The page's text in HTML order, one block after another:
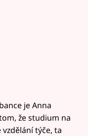
je Anna
že studium na
týče, ta